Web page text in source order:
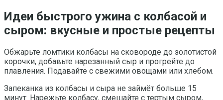
Идеи быстрого ужина с колбасой и
сыром: вкусные и простые рецепты
Обжарьте ломтики колбасы на сковороде до золотистой
корочки, добавьте нарезанный сыр и прогрейте до
плавления. Подавайте с свежими овощами или хлебом.
Запеканка из колбасы и сыра не займёт больше 15
минут. Нарежьте колбасу, смешайте с тертым сыром,